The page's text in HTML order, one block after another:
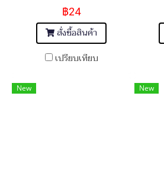
฿24
สั่งซื้อสินค้า
เปรียบเทียบ
New New